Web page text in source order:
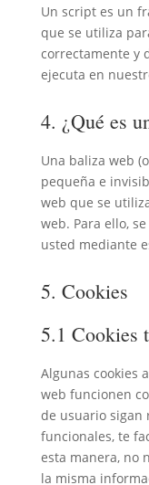
Un script es un
que se utiliza
correctamente y
ejecuta en
4. ¿Qué es
Una baliza web
pequeña e
web que se
web. Para ello,
usted mediante
5. Cookies
5.1 Cookies
Algunas cookies
web funcionen
de usuario sigan
funcionales, te
esta manera, no
la misma